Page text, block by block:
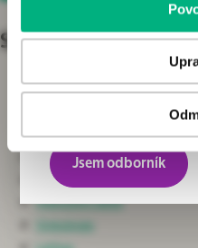
Specializace
Chirurgie
Neurochirurgie a
Ortopedie
Nefrologie
Ošetřovatelská péče
Intenzivní péče
Onkologie
Jste odborníkem ve
reklamy;
Jste se seznámil/a s
převážně pro
Jsem odborník